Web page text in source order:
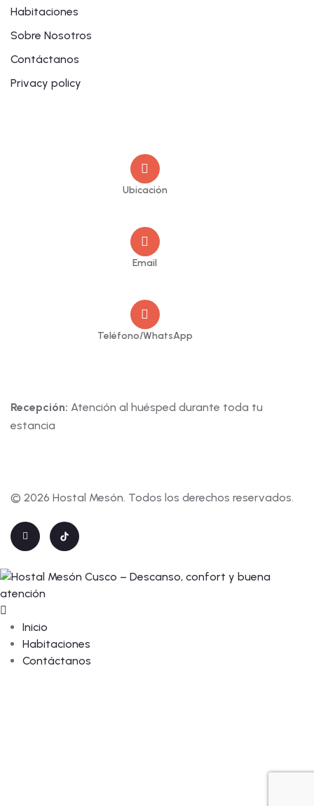
Habitaciones
Sobre Nosotros
Contáctanos
Privacy policy
Ubicación
Email
Teléfono/WhatsApp
Recepción: Atención al huésped durante toda tu
estancia
© 2026 Hostal Mesón. Todos los derechos reservados.
Inicio
Habitaciones
Contáctanos